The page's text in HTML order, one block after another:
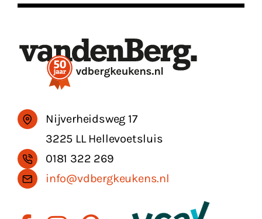
Nijverheidsweg 17
3225 LL Hellevoetsluis
0181 322 269
info@vdbergkeukens.nl